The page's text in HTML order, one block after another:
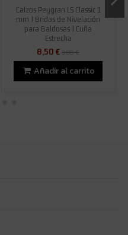
Calzos Peygran LS Classic 1
mm | Bridas de Nivelación
para Baldosas | Cuña
Estrecha
8,50 €8,88 €
Añadir al carrito